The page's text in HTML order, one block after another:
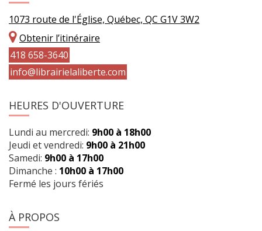
1073 route de l'Église, Québec, QC G1V 3W2
Obtenir l’itinéraire
418 658-3640
info@librairielaliberte.com
HEURES D'OUVERTURE
Lundi au mercredi: 9h00 à 18h00
Jeudi et vendredi: 9h00 à 21h00
Samedi: 9h00 à 17h00
Dimanche : 10h00 à 17h00
Fermé les jours fériés
À PROPOS